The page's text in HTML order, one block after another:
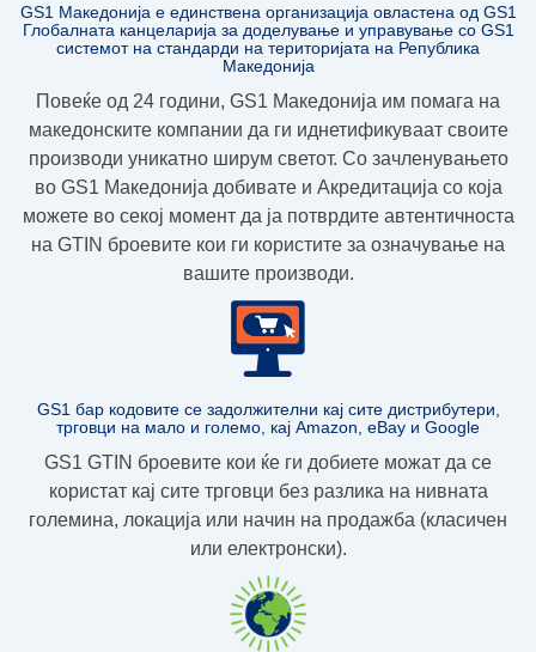
GS1 Македонија е единствена организација овлaстена од GS1
Глобалната канцеларија за доделување и управување со GS1
системот на стандарди на територијата на Република
Македонија
Повеќе од 24 години, GS1 Македoнија им помага на
македонските компании да ги иднетификуваат своите
производи уникатно ширум светот. Со зачленувањето
во GS1 Македонија добивате и Акредитација со која
можете во секој момент да ја потврдите автентичноста
на GTIN броевите кои ги користите за означување на
вашите производи.
GS1 бар кодовите се задолжителни кај сите дистрибутери,
трговци на мало и големо, кај Amazon, eBay и Google
GS1 GTIN броевите кои ќе ги добиете можат да се
користат кај сите трговци без разлика на нивната
големина, локација или начин на продажба (класичен
или електронски).